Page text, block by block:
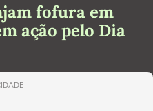
fofura em
ação pelo Dia